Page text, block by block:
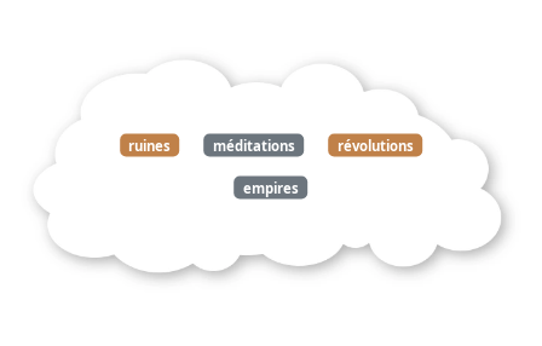
ruines méditations révolutions
empires